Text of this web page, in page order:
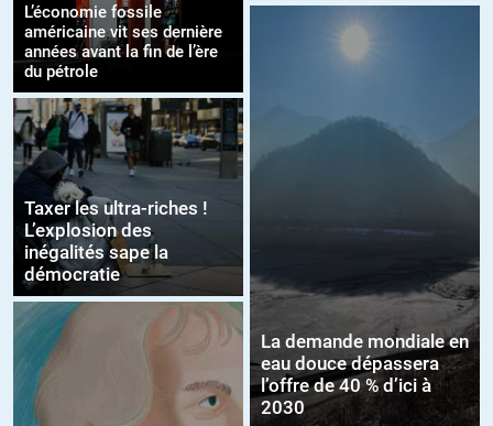
L’économie fossile
américaine vit ses dernière
années avant la fin de l’ère
du pétrole
Taxer les ultra-riches !
L’explosion des
inégalités sape la
démocratie
La demande mondiale en
eau douce dépassera
l’offre de 40 % d’ici à
2030